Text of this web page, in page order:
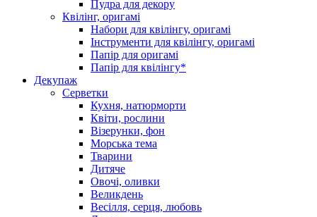
Пудра для декору
Квілінг, оригамі
Набори для квілінгу, оригамі
Інструменти для квілінгу, оригамі
Папір для оригамі
Папір для квілінгу*
Декупаж
Серветки
Кухня, натюрморти
Квіти, рослини
Візерунки, фон
Морська тема
Тварини
Дитяче
Овочі, оливки
Великдень
Весілля, серця, любовь